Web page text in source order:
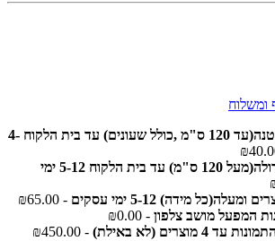
ומשלוח
משלוח תמונה קטנה(עד 120 ס"מ ,כולל שעונים) עד בית הלקוח 4-
משלוח תמונה גדולה(מעל 120 ס"מ) עד בית הלקוח 5-12 ימי
- ₪65.00
המפעל מושב צלפון - ₪0.00
מוצרים (לא באילת)
- ₪450.00